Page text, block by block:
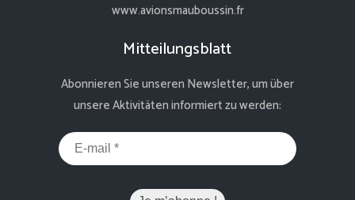
www.avionsmauboussin.fr
Mitteilungsblatt
Abonnieren Sie unseren Newsletter, um über
unsere Aktivitäten informiert zu werden: